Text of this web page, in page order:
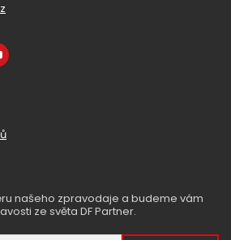
našeho zpravodaje a budeme vám
ze světa DF Partner.